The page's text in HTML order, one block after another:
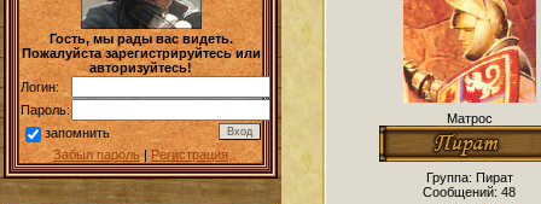
Гость, мы рады вас видеть.
Пожалуйста зарегистрируйтесь или
авторизуйтесь!
Логин:
Пароль:
запомнить
Забыл пароль|Регистрация
Матрос
Группа: Пират
Сообщений:48